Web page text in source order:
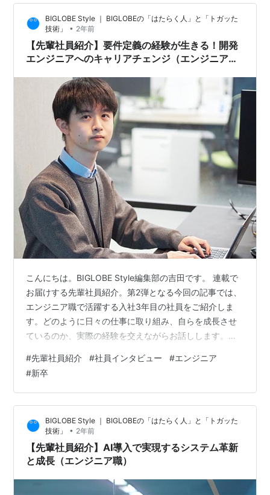
攻：日本文化趣味：ダンス、旅行、野球観戦 現在の仕事
について BIGLOBEを選んだ理由 仕事のやりがいと成功体
験 仕事をする上で大切にしていること、成長、仲間 ある
日のス…
BIGLOBE Style ｜ BIGLOBEの「はたらく人」と「トガッた
技術」
• 2年前
【先輩社員紹介】要件定義の経験が生きる！開発
エンジニアへのキャリアチェンジ（エンジニア
こんにちは。BIGLOBE Style編集部の吉田です。 連載で
お届けする先輩社員紹介。第2弾となる今回の記事では、
エンジニア職で活躍する入社3年目の社員をご紹介しま
す。どのように日々の仕事に取り組み、自らを成長させ
ているのか、実際の経験を交えながらお話しします。少
【エンジニア職】 津田 英明（つだ ひであき）プロダク
ト技術本部 サービス開発２部 アジャイル開発２グループ
入社：2022年4月新卒担当業務：ビッグローブ光の販売
管理システム学生時代の専攻：ネットワーク(SDN)趣
味：ゲーム、散歩、旅行 現在の仕事について BIGLOBEを
選んだ理…
#先輩社員紹介 #社員インタビュー #エンジニア
#新卒
BIGLOBE Style ｜ BIGLOBEの「はたらく人」と「トガッた
技術」
• 2年前
【先輩社員紹介】AI導入で実現するシステム革新
と成長（エンジニア職）